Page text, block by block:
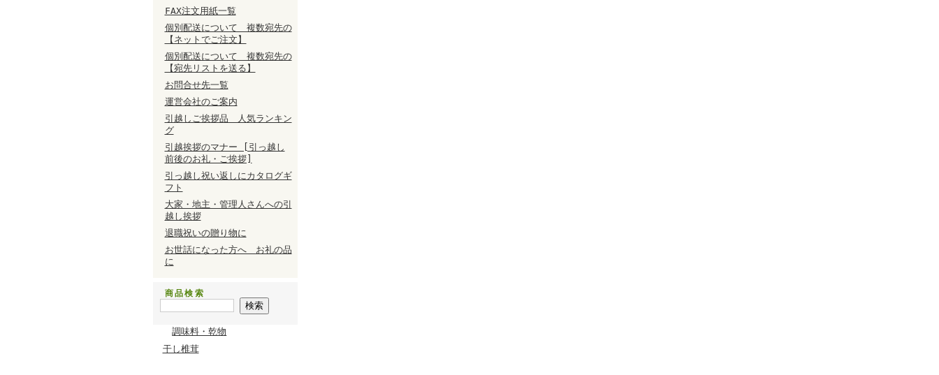
FAX注文用紙一覧
個別配送について 複数宛先の
【ネットでご注文】
個別配送について 複数宛先の
【宛先リストを送る】
お問合せ先一覧
運営会社のご案内
引越しご挨拶品 人気ランキン
グ
引越挨拶のマナー [引っ越し
前後のお礼・ご挨拶]
引っ越し祝い返しにカタログギ
フト
大家・地主・管理人さんへの引
越し挨拶
退職祝いの贈り物に
お世話になった方へ お礼の品
に
商品検索
調味料・乾物
干し椎茸